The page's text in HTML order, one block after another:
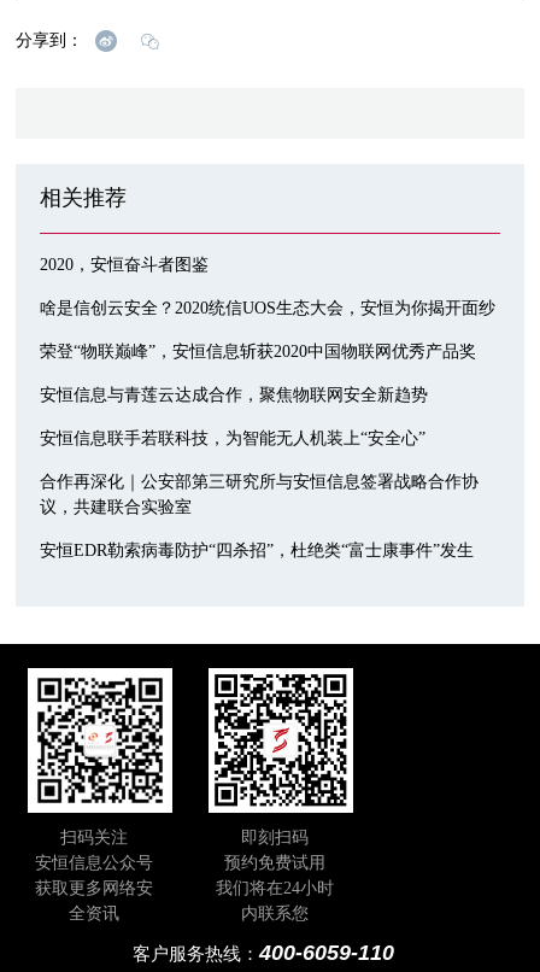
分享到：
相关推荐
2020，安恒奋斗者图鉴
啥是信创云安全？2020统信UOS生态大会，安恒为你揭开面纱
荣登“物联巅峰”，安恒信息斩获2020中国物联网优秀产品奖
安恒信息与青莲云达成合作，聚焦物联网安全新趋势
安恒信息联手若联科技，为智能无人机装上“安全心”
合作再深化｜公安部第三研究所与安恒信息签署战略合作协
议，共建联合实验室
安恒EDR勒索病毒防护“四杀招”，杜绝类“富士康事件”发生
扫码关注
安恒信息公众号
获取更多网络安
全资讯
即刻扫码
预约免费试用
我们将在24小时
内联系您
客户服务热线：400-6059-110